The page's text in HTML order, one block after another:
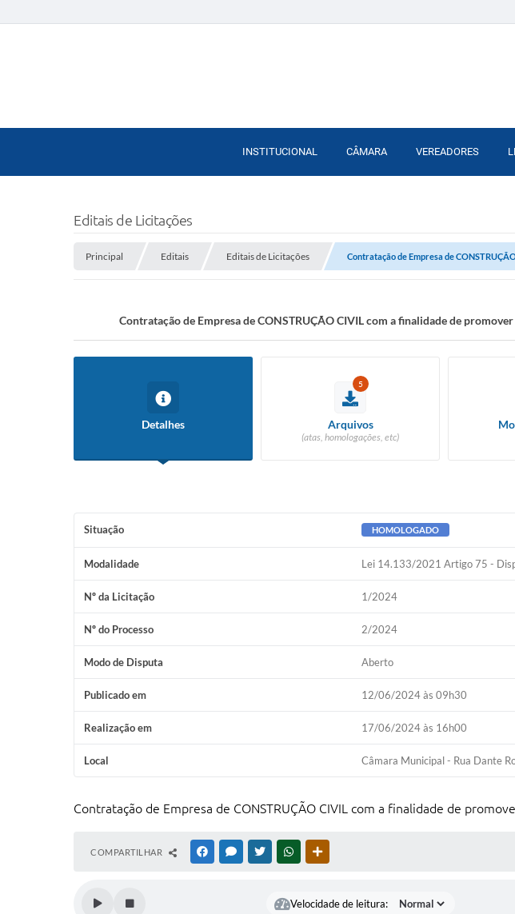
INSTITUCIONAL CÂMARA VEREADORES
Editais de Licitações
Principal Editais Editais de Licitações Contratação de Empresa de
Contratação de Empresa de CONSTRUÇÃO CIVIL com a finalidade de
Detalhes
5
Arquivos
(atas, homologações, etc)
Situação HOMOLOGADO
Modalidade Lei 14.133/2021 Artigo 75 -
Nº da Licitação 1/2024
Nº do Processo 2/2024
Modo de Disputa Aberto
Publicado em 12/06/2024 às 09h30
Realização em 17/06/2024 às 16h00
Local Câmara Municipal - Rua Dante
Contratação de Empresa de CONSTRUÇÃO CIVIL com a finalidade de
COMPARTILHAR FACEBOOKMESSENGER
TWITTERWHATSAPP
Velocidade de leitura: